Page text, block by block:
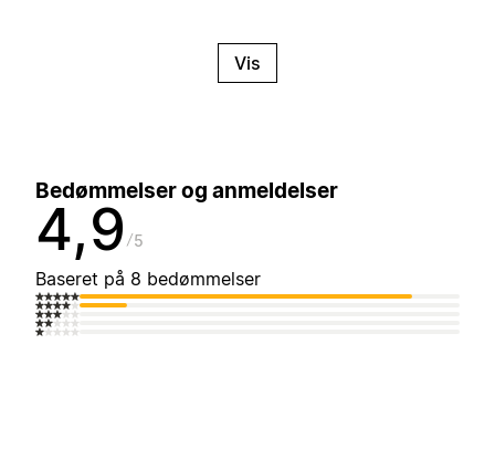
Vis
Bedømmelser og anmeldelser
4,9 5
Baseret på 8 bedømmelser